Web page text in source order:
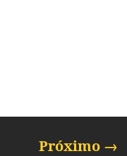
Próximo→